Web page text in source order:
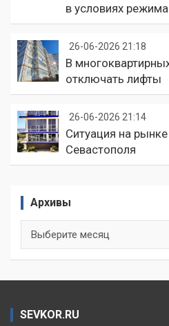
в условиях
26-06-2026 21:18
В
отключать лифты
26-06-2026 21:14
Ситуация на
Севастополя
Архивы
SEVKOR.RU